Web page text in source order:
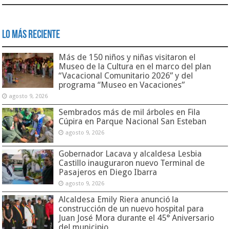
Lo Más Reciente
Más de 150 niños y niñas visitaron el
Museo de la Cultura en el marco del plan
“Vacacional Comunitario 2026” y del
programa “Museo en Vacaciones”
agosto 9, 2026
Sembrados más de mil árboles en Fila
Cúpira en Parque Nacional San Esteban
agosto 9, 2026
Gobernador Lacava y alcaldesa Lesbia
Castillo inauguraron nuevo Terminal de
Pasajeros en Diego Ibarra
agosto 9, 2026
Alcaldesa Emily Riera anunció la
construcción de un nuevo hospital para
Juan José Mora durante el 45° Aniversario